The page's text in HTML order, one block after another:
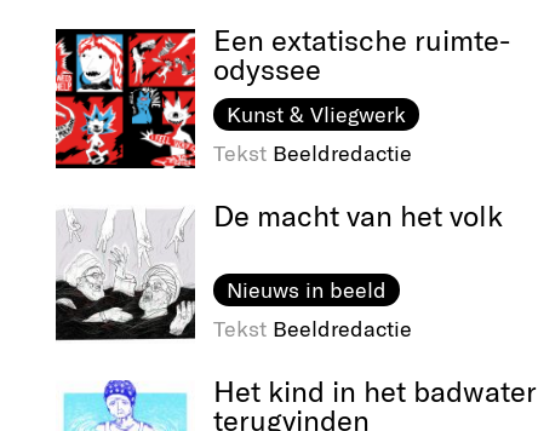
Een extatische ruimte-
odyssee
Kunst & Vliegwerk
Tekst Beeldredactie
De macht van het volk
Nieuws in beeld
Tekst Beeldredactie
Het kind in het badwater
terugvinden